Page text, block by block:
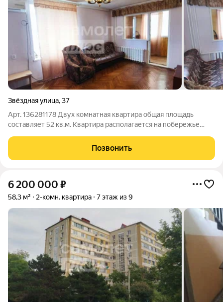
Звёздная улица,37
Арт. 136281178 Двух комнатная квартира общая площадь
составляет 52 кв.м. Квартира располагается на побережье
очень удобное, окна выходят на живописную местность. В
шаговой доступности магазины,
Позвонить
6 200 000 ₽
58,3 м² 2-комн. квартира 7 этаж из 9